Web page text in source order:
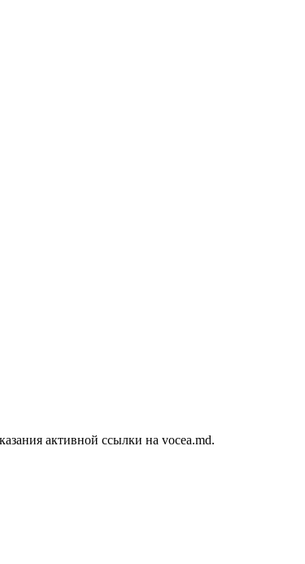
активной ссылки на vocea.md.